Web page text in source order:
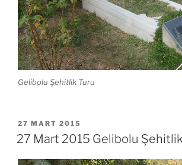
Gelibolu Şehitlik Turu
YAYIM
TARIHI
27 MART 2015
27 Mart 2015 Gelibolu